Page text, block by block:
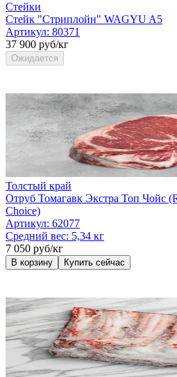
Стейки
Стейк "Стриплойн" WAGYU A5
Артикул: 80371
37 900 руб/кг
Ожидается
Толстый край
Отруб Томагавк Экстра Топ Чойс
Choice)
Артикул: 62077
Средний вес: 5,34 кг
7 050 руб/кг
В корзину Купить сейчас